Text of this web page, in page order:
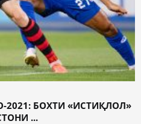
БОХТИ «ИСТИҚЛОЛ»
...